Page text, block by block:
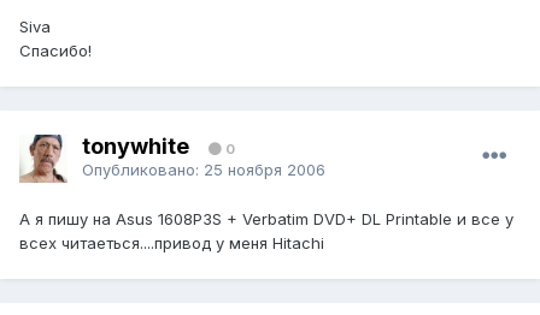
Siva
Спасибо!
tonywhite 0
Опубликовано: 25 ноября 2006
А я пишу на Asus 1608P3S + Verbatim DVD+ DL Printable и все у
всех читаеться....привод у меня Hitachi